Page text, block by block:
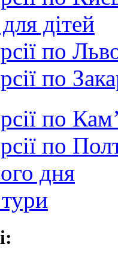
дітей
по
по
по
по
дня